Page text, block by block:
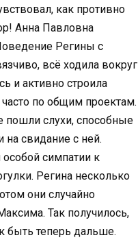
как противно
Анна Павловна
Регины с
всё ходила вокруг
и активно строила
часто по общим проектам.
пошли слухи, способные
свидание с ней.
симпатии к
Регина несколько
они случайно
Так получилось,
быть теперь дальше.